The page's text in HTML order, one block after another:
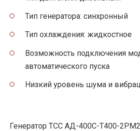
Тип генератора: синхронный
Тип охлаждения: жидкостное
Возможность подключения
автоматического пуска
Низкий уровень шума и
Генератор ТСС АД-400С-Т400-